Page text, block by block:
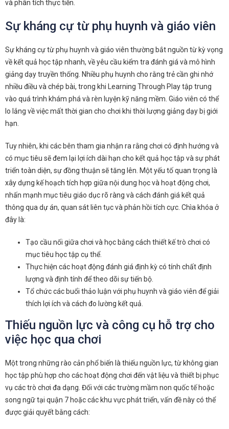
và phân tích thực tiễn.
Sự kháng cự từ phụ huynh và giáo viên
Sự kháng cự từ phụ huynh và giáo viên thường bắt nguồn từ kỳ vọng
về kết quả học tập nhanh, về yêu cầu kiểm tra đánh giá và mô hình
giảng dạy truyền thống. Nhiều phụ huynh cho rằng trẻ cần ghi nhớ
nhiều điều và chép bài, trong khi Learning Through Play tập trung
vào quá trình khám phá và rèn luyện kỹ năng mềm. Giáo viên có thể
lo lắng về việc mất thời gian cho chơi khi thời lượng giảng dạy bị giới
hạn.
Tuy nhiên, khi các bên tham gia nhận ra rằng chơi có định hướng và
có mục tiêu sẽ đem lại lợi ích dài hạn cho kết quả học tập và sự phát
triển toàn diện, sự đồng thuận sẽ tăng lên. Một yếu tố quan trọng là
xây dựng kế hoạch tích hợp giữa nội dung học và hoạt động chơi,
nhấn mạnh mục tiêu giáo dục rõ ràng và cách đánh giá kết quả
thông qua dự án, quan sát liên tục và phản hồi tích cực. Chìa khóa ở
đây là:
Tạo cầu nối giữa chơi và học bằng cách thiết kế trò chơi có
mục tiêu học tập cụ thể.
Thực hiện các hoạt động đánh giá định kỳ có tính chất định
lượng và định tính để theo dõi sự tiến bộ.
Tổ chức các buổi thảo luận với phụ huynh và giáo viên để giải
thích lợi ích và cách đo lường kết quả.
Thiếu nguồn lực và công cụ hỗ trợ cho
việc học qua chơi
Một trong những rào cản phổ biến là thiếu nguồn lực, từ không gian
học tập phù hợp cho các hoạt động chơi đến vật liệu và thiết bị phục
vụ các trò chơi đa dạng. Đối với các trường mầm non quốc tế hoặc
song ngữ tại quận 7 hoặc các khu vực phát triển, vấn đề này có thể
được giải quyết bằng cách: